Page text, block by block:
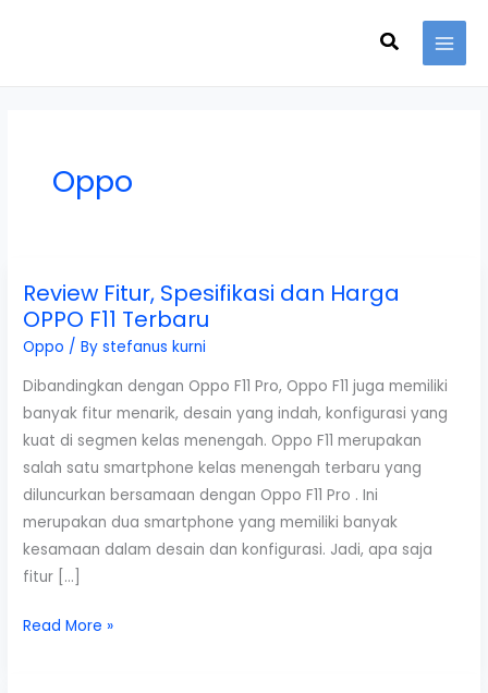
Search
Oppo
Review Fitur, Spesifikasi dan Harga
OPPO F11 Terbaru
Oppo / Bystefanus kurni
Dibandingkan dengan Oppo F11 Pro, Oppo F11 juga memiliki
banyak fitur menarik, desain yang indah, konfigurasi yang
kuat di segmen kelas menengah. Oppo F11 merupakan
salah satu smartphone kelas menengah terbaru yang
diluncurkan bersamaan dengan Oppo F11 Pro . Ini
merupakan dua smartphone yang memiliki banyak
kesamaan dalam desain dan konfigurasi. Jadi, apa saja
fitur […]
Review
Read More »